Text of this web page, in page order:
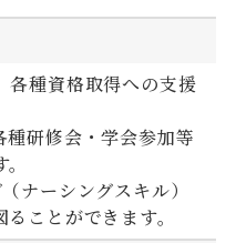
各種資格取得への支援
種研修会・学会参加等
ナーシングスキル）
ことができます。